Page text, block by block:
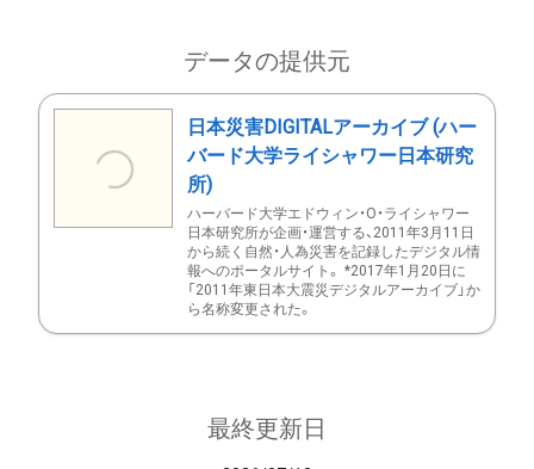
データの提供元
日本災害DIGITALアーカイブ (ハー
バード大学ライシャワー日本研究
所)
ハーバード大学エドウィン・O・ライシャワー
日本研究所が企画・運営する、2011年3月11日
から続く自然・人為災害を記録したデジタル情
報へのポータルサイト。 *2017年1月20日に
「2011年東日本大震災デジタルアーカイブ」か
ら名称変更された。
最終更新日